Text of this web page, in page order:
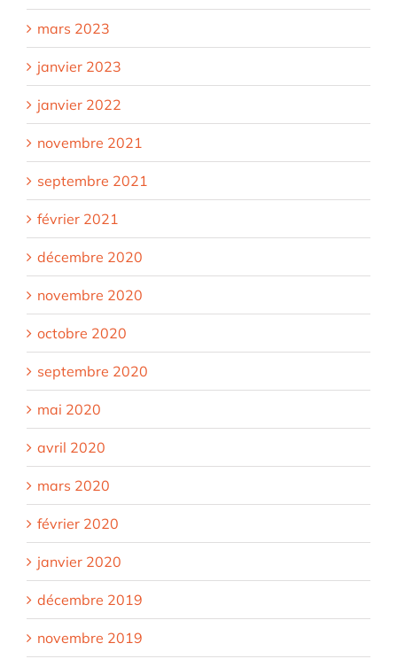
mars 2023
janvier 2023
janvier 2022
novembre 2021
septembre 2021
février 2021
décembre 2020
novembre 2020
octobre 2020
septembre 2020
mai 2020
avril 2020
mars 2020
février 2020
janvier 2020
décembre 2019
novembre 2019